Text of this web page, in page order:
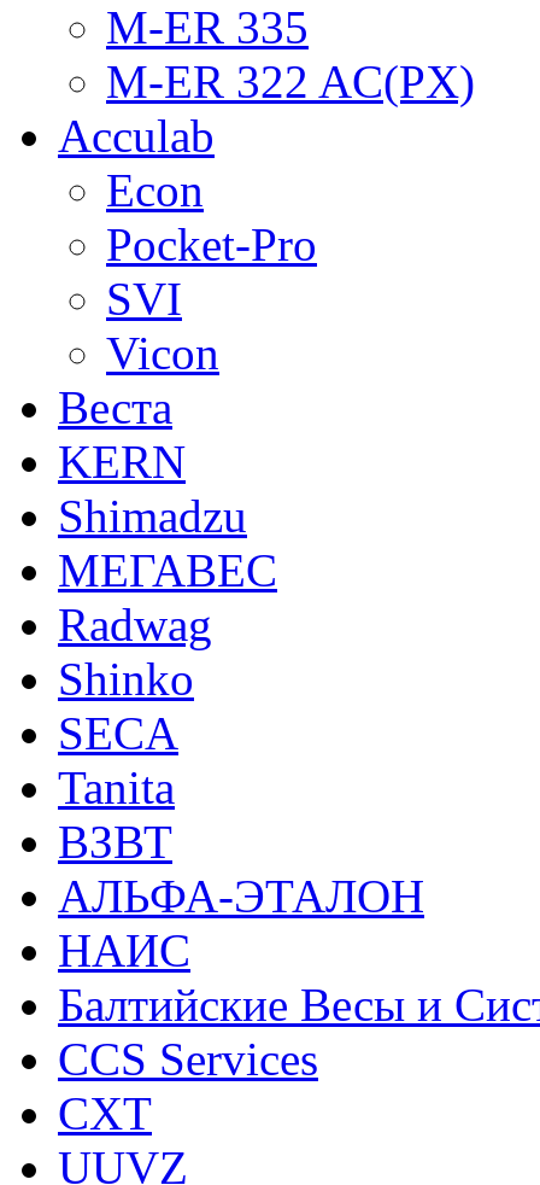
M-ER 335
M-ER 322 AC(PX)
Acculab
Econ
Pocket-Pro
SVI
Vicon
Веста
KERN
Shimadzu
МЕГАВЕС
Radwag
Shinko
SECA
Tanita
ВЗВТ
АЛЬФА-ЭТАЛОН
НАИС
Балтийские Весы и
CCS Services
CXT
UUVZ